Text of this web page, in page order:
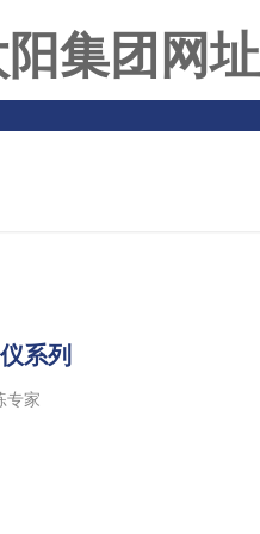
集团网址
系列
专家